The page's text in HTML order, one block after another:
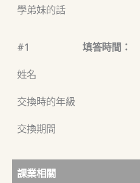
學弟妹的話
#1 填答時間：
姓名
交換時的年級
交換期間
課業相關